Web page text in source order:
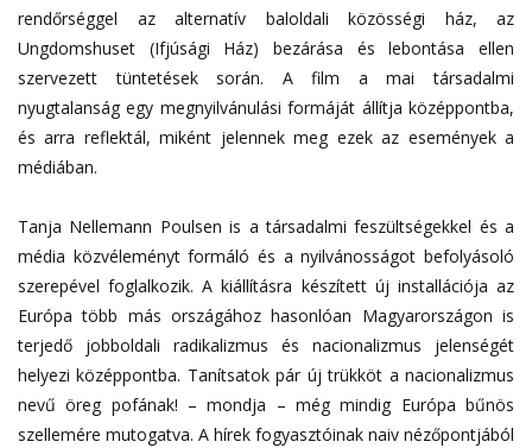
rendőrséggel az alternatív baloldali közösségi ház, az
Ungdomshuset (Ifjúsági Ház) bezárása és lebontása ellen
szervezett tüntetések során. A film a mai társadalmi
nyugtalanság egy megnyilvánulási formáját állítja középpontba,
és arra reflektál, miként jelennek meg ezek az események a
médiában.
Tanja Nellemann Poulsen is a társadalmi feszültségekkel és a
média közvéleményt formáló és a nyilvánosságot befolyásoló
szerepével foglalkozik. A kiállításra készített új installációja az
Európa több más országához hasonlóan Magyarországon is
terjedő jobboldali radikalizmus és nacionalizmus jelenségét
helyezi középpontba. Tanítsatok pár új trükköt a nacionalizmus
nevű öreg pofának! – mondja – még mindig Európa bűnös
szellemére mutogatva. A hírek fogyasztóinak naiv nézőpontjából